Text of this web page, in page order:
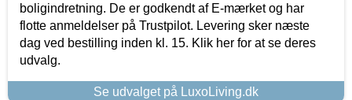
boligindretning. De er godkendt af E-mærket og har
flotte anmeldelser på Trustpilot. Levering sker næste
dag ved bestilling inden kl. 15. Klik her for at se deres
udvalg.
Se udvalget på LuxoLiving.dk